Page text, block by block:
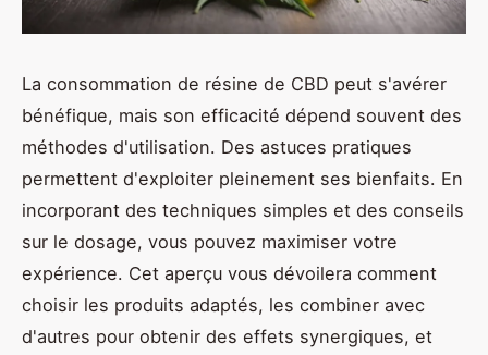
La consommation de résine de CBD peut s'avérer
bénéfique, mais son efficacité dépend souvent des
méthodes d'utilisation. Des astuces pratiques
permettent d'exploiter pleinement ses bienfaits. En
incorporant des techniques simples et des conseils
sur le dosage, vous pouvez maximiser votre
expérience. Cet aperçu vous dévoilera comment
choisir les produits adaptés, les combiner avec
d'autres pour obtenir des effets synergiques, et